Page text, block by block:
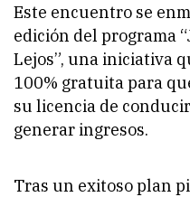
Este encuentro se
edición del programa
Lejos”, una iniciativa
100% gratuita para
su licencia de
generar ingresos.
Tras un exitoso plan